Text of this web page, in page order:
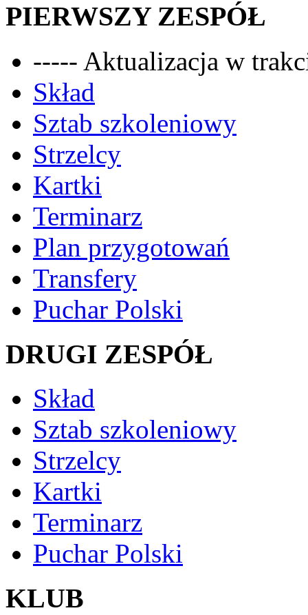
PIERWSZY ZESPÓŁ
----- Aktualizacja w
Skład
Sztab szkoleniowy
Strzelcy
Kartki
Terminarz
Plan przygotowań
Transfery
Puchar Polski
DRUGI ZESPÓŁ
Skład
Sztab szkoleniowy
Strzelcy
Kartki
Terminarz
Puchar Polski
KLUB